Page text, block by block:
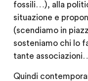
fossili…), alla
situazione e
(scendiamo in
sosteniamo chi lo
tante
Quindi